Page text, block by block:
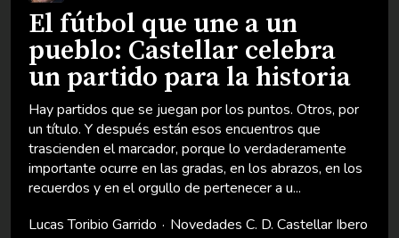
por
en los
Ibero
Castellar? Descubre la
Agenda de Castellariegos
no te pierdas ningún
En un pueblo tan activo como Castellar, donde
semana se celebran actividades culturales,
religiosas, festivas y sociales, estar al día de todo
que ocurre puede resultar complicado.
para hacerlo mucho más fácil nace Ag...
Lucas Toribio Garrido
NovedadesAnuncios